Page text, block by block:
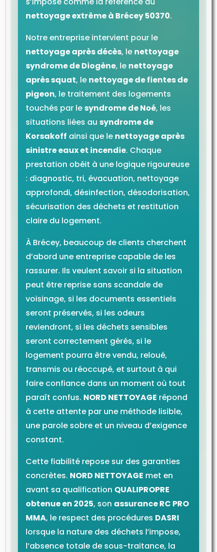
nettoyage extrême à Brécey 50370.
Notre entreprise intervient pour le
nettoyage après décès, le nettoyage
syndrome de Diogène, le nettoyage
après squat, le nettoyage de fientes de
pigeon, le traitement des logements
touchés par lesyndrome de Noé, les
situations liées au syndrome de
Korsakoff ainsi que le nettoyage après
sinistre eaux et incendie. Chaque
prestation obéit à une logique rigoureuse
: diagnostic, tri, évacuation, nettoyage
approfondi, désinfection, désodorisation,
sécurisation des déchets et restitution
claire du logement.
À Brécey, beaucoup de clients cherchent
d’abord une entreprise capable de les
rassurer. Ils veulent savoir si la situation
peut être reprise sans scandale de
voisinage, si les documents essentiels
seront préservés, si les odeurs
reviendront, si les déchets sensibles
seront correctement gérés, si le
logement pourra être vendu, reloué,
transmis ou réoccupé, et surtout à qui
faire confiance dans un moment où tout
paraît confus. NORD NETTOYAGE répond
à cette attente par une méthode lisible,
une parole sobre et un niveau d’exigence
constant.
Cette fiabilité repose sur des garanties
concrètes. NORD NETTOYAGE met en
avant sa qualification QUALIPROPRE
obtenue en 2025, son assurance RC PRO
MMA, le respect des procédures DASRI
lorsque la nature des déchets l’impose,
l’absence totale de sous-traitance, la